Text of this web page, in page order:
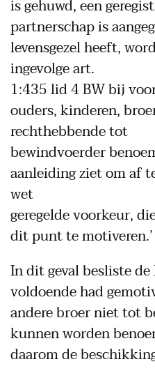
is gehuwd, een
partnerschap is
levensgezel heeft,
ingevolge art.
1:435 lid 4 BW bij
ouders, kinderen,
rechthebbende tot
bewindvoerder
aanleiding ziet om af
wet
geregelde voorkeur,
dit punt te motiveren.’
In dit geval besliste
voldoende had
andere broer niet tot
kunnen worden
daarom de